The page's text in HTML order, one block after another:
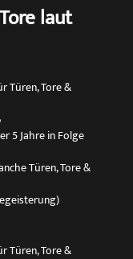
laut
Türen, Tore &
5 Jahre in Folge
Türen, Tore &
Türen, Tore &